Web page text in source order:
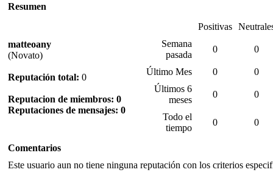
Resumen
matteoany
(Novato)
Reputación total: 0
Reputacion de miembros: 0
Reputaciones de mensajes: 0
Positivas
Semana
pasada
0 0
Último Mes 0
0
Últimos 6
meses
0 0
Todo el
tiempo
0 0
Comentarios
Este usuario aun no tiene ninguna reputación con los criterios